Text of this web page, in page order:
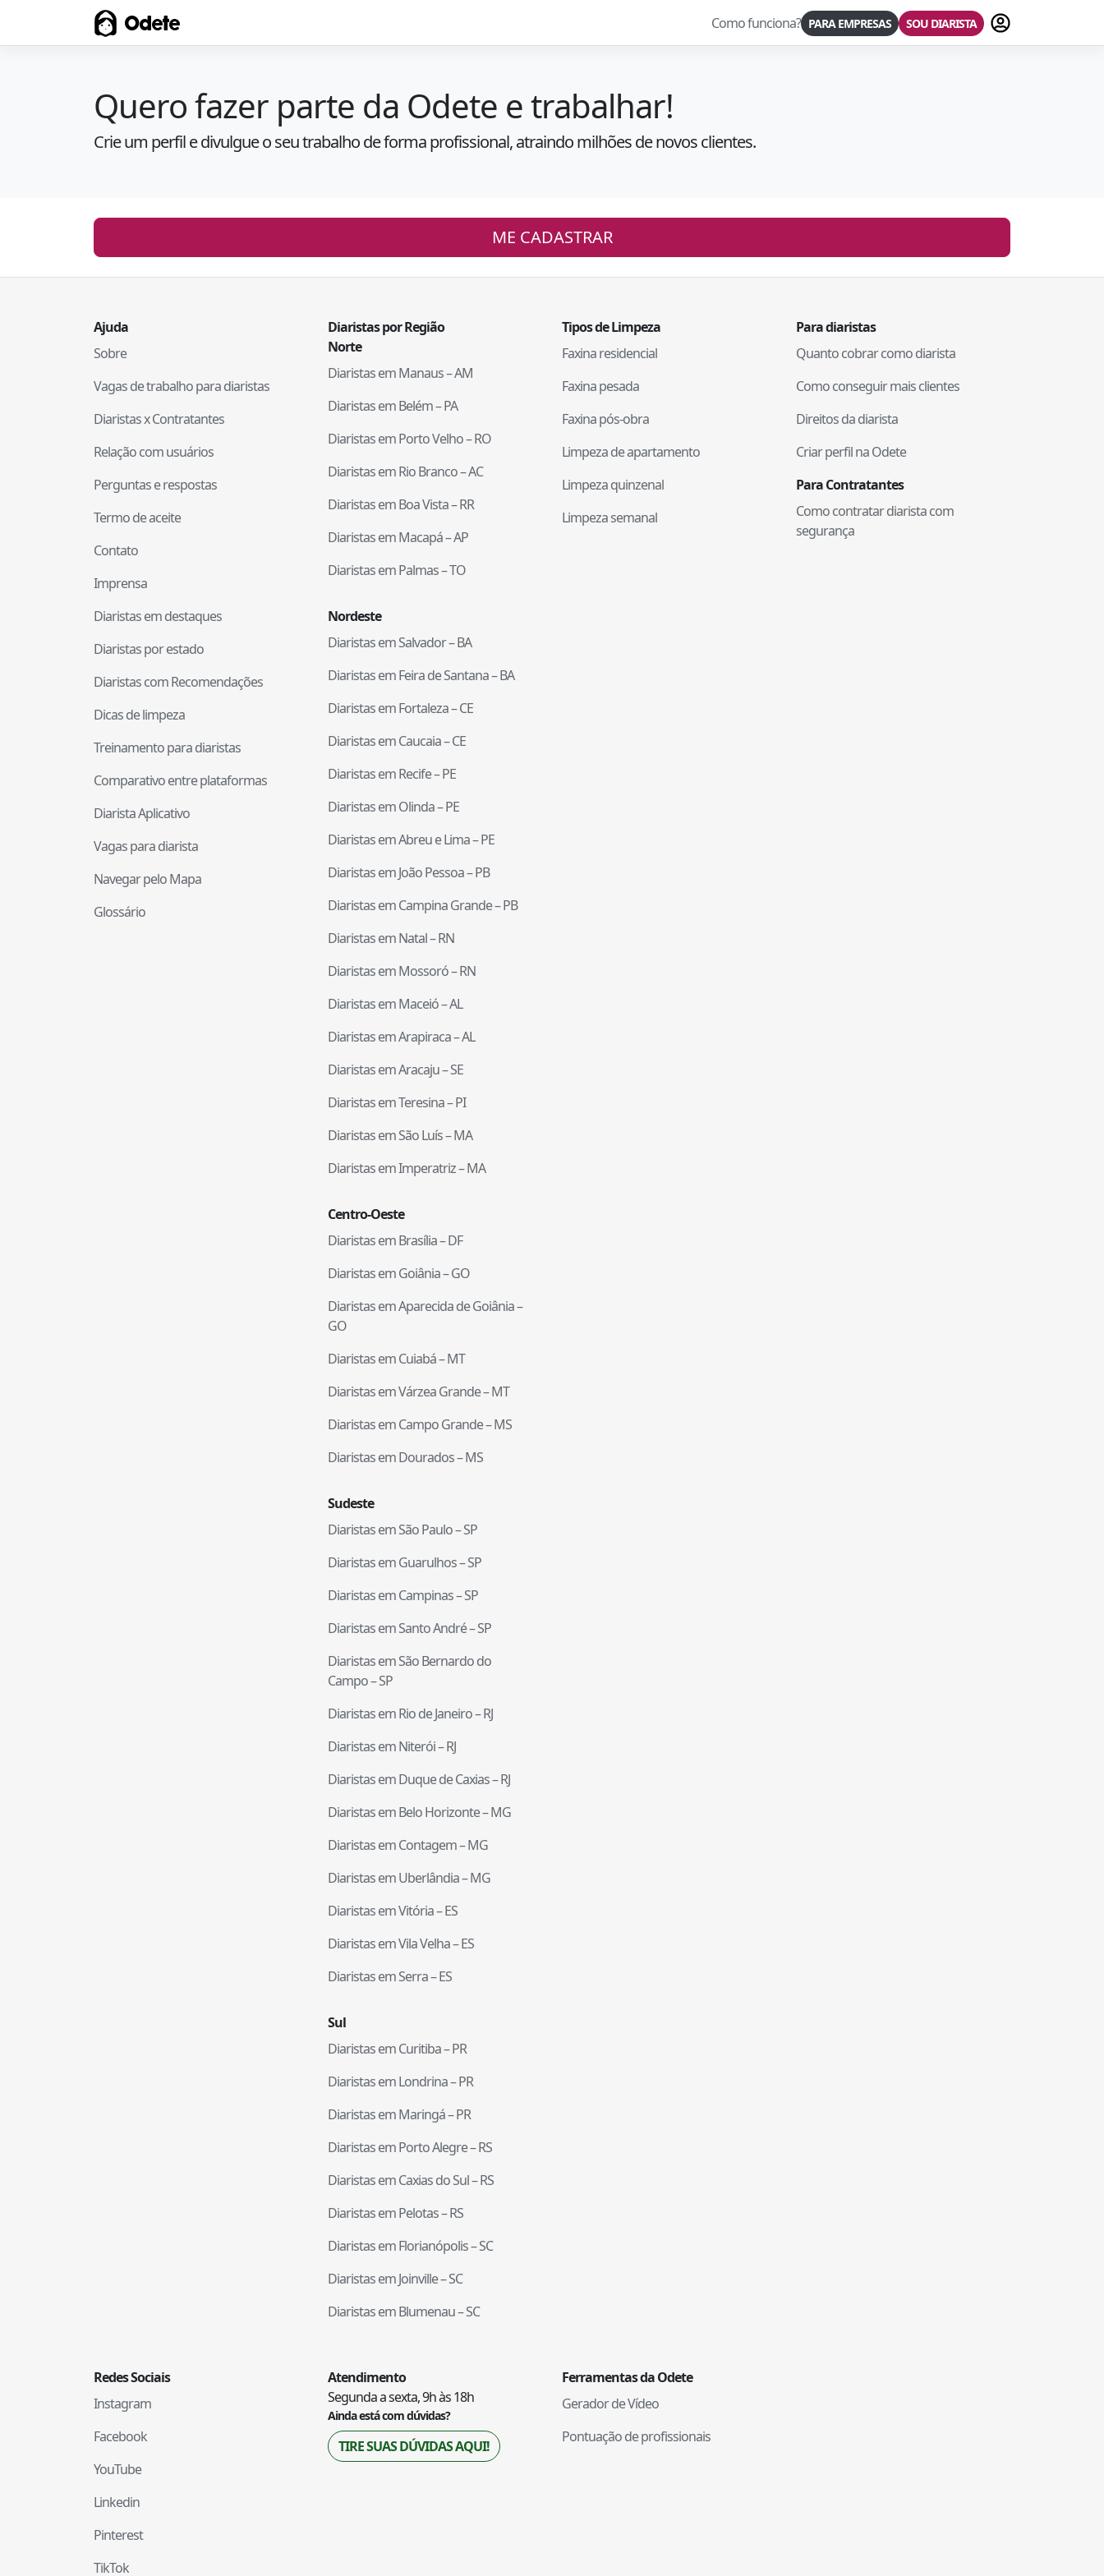
Odete Como funciona? PARA EMPRESAS SOU DIARISTA Fazer login
Quero fazer parte da Odete e trabalhar!
Crie um perfil e divulgue o seu trabalho de forma profissional, atraindo milhões de novos clientes.
ME CADASTRAR
Ajuda
Sobre
Vagas de trabalho para diaristas
Diaristas x Contratantes
Relação com usuários
Perguntas e respostas
Termo de aceite
Contato
Imprensa
Diaristas em destaques
Diaristas por estado
Diaristas com Recomendações
Dicas de limpeza
Treinamento para diaristas
Comparativo entre plataformas
Diarista Aplicativo
Vagas para diarista
Navegar pelo Mapa
Glossário
Diaristas por Região
Norte
Diaristas emManaus–AM
Diaristas emBelém–PA
Diaristas emPorto Velho–RO
Diaristas emRio Branco–AC
Diaristas emBoa Vista–RR
Diaristas emMacapá–AP
Diaristas emPalmas–TO
Nordeste
Diaristas emSalvador–BA
Diaristas emFeira de Santana–BA
Diaristas emFortaleza–CE
Diaristas emCaucaia–CE
Diaristas emRecife–PE
Diaristas emOlinda–PE
Diaristas emAbreu e Lima–PE
Diaristas emJoão Pessoa–PB
Diaristas emCampina Grande–PB
Diaristas emNatal–RN
Diaristas emMossoró–RN
Diaristas emMaceió–AL
Diaristas emArapiraca–AL
Diaristas emAracaju–SE
Diaristas emTeresina–PI
Diaristas emSão Luís–MA
Diaristas emImperatriz–MA
Centro-Oeste
Diaristas emBrasília–DF
Diaristas emGoiânia–GO
Diaristas emAparecida de Goiânia–
GO
Diaristas emCuiabá–MT
Diaristas emVárzea Grande–MT
Diaristas emCampo Grande–MS
Diaristas emDourados–MS
Sudeste
Diaristas emSão Paulo–SP
Diaristas emGuarulhos–SP
Diaristas emCampinas–SP
Diaristas emSanto André–SP
Diaristas emSão Bernardo do
Campo–SP
Diaristas emRio de Janeiro–RJ
Diaristas emNiterói–RJ
Diaristas emDuque de Caxias–RJ
Diaristas emBelo Horizonte–MG
Diaristas emContagem–MG
Diaristas emUberlândia–MG
Diaristas emVitória–ES
Diaristas emVila Velha–ES
Diaristas emSerra–ES
Sul
Diaristas emCuritiba–PR
Diaristas emLondrina–PR
Diaristas emMaringá–PR
Diaristas emPorto Alegre–RS
Diaristas emCaxias do Sul–RS
Diaristas emPelotas–RS
Diaristas emFlorianópolis–SC
Diaristas emJoinville–SC
Diaristas emBlumenau–SC
Tipos de Limpeza
Faxina residencial
Faxina pesada
Faxina pós-obra
Limpeza de apartamento
Limpeza quinzenal
Limpeza semanal
Para diaristas
Quanto cobrar como diarista
Como conseguir mais clientes
Direitos da diarista
Criar perfil na Odete
Para Contratantes
Como contratar diarista com
segurança
Redes Sociais
Instagram
Facebook
YouTube
Linkedin
Pinterest
TikTok
Atendimento
Segunda a sexta, 9h às 18h
Ainda está com dúvidas?
TIRE SUAS DÚVIDAS AQUI!
Ferramentas da Odete
Gerador de Vídeo
Pontuação de profissionais